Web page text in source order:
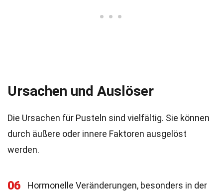
Ursachen und Auslöser
Die Ursachen für Pusteln sind vielfältig. Sie können
durch äußere oder innere Faktoren ausgelöst
werden.
06
Hormonelle Veränderungen, besonders in der